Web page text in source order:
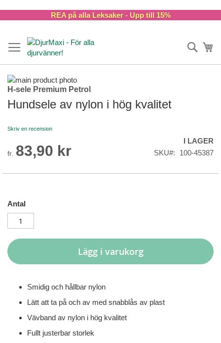
Content
REA på alla Leksaker - Upp till 15%
Sök
Skip
to
the
end
the
gallery
Skip
to
the
of
images
H-sele Premium Petrol
Hundsele av nylon i hög kvalitet
Skriv en recension
fr. 83,90 kr
I LAGER
SKU
100-45387
Antal
Lägg i varukorg
Smidig och hållbar nylon
Lätt att ta på och av med snabblås av plast
Vävband av nylon i hög kvalitet
Fullt justerbar storlek